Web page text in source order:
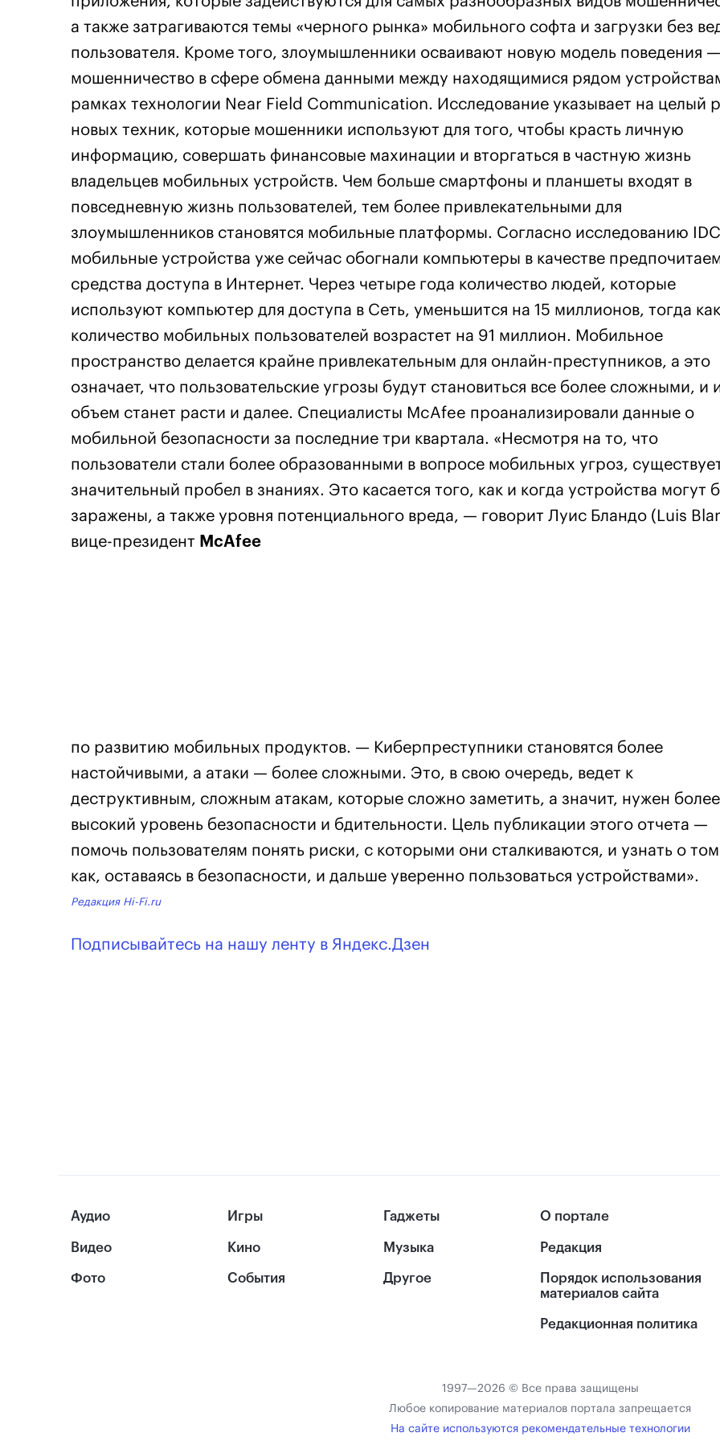
а также затрагиваются темы «черного рынка» мобильного софта и загрузки без
пользователя. Кроме того, злоумышленники осваивают новую модель поведения —
мошенничество в сфере обмена данными между находящимися рядом
рамках технологии Near Field Communication. Исследование указывает на целый
новых техник, которые мошенники используют для того, чтобы красть личную
информацию, совершать финансовые махинации и вторгаться в частную жизнь
владельцев мобильных устройств. Чем больше смартфоны и планшеты входят в
повседневную жизнь пользователей, тем более привлекательными для
злоумышленников становятся мобильные платформы. Согласно исследованию
мобильные устройства уже сейчас обогнали компьютеры в качестве
средства доступа в Интернет. Через четыре года количество людей, которые
используют компьютер для доступа в Сеть, уменьшится на 15 миллионов, тогда как
количество мобильных пользователей возрастет на 91 миллион. Мобильное
пространство делается крайне привлекательным для онлайн-преступников, а это
означает, что пользовательские угрозы будут становиться все более сложными, и
объем станет расти и далее. Специалисты McAfee проанализировали данные о
мобильной безопасности за последние три квартала. «Несмотря на то, что
пользователи стали более образованными в вопросе мобильных угроз,
значительный пробел в знаниях. Это касается того, как и когда устройства могут
заражены, а также уровня потенциального вреда, — говорит Луис Бландо (Luis
вице-президент McAfee
по развитию мобильных продуктов. — Киберпреступники становятся более
настойчивыми, а атаки — более сложными. Это, в свою очередь, ведет к
деструктивным, сложным атакам, которые сложно заметить, а значит, нужен более
высокий уровень безопасности и бдительности. Цель публикации этого отчета —
помочь пользователям понять риски, с которыми они сталкиваются, и узнать о
как, оставаясь в безопасности, и дальше уверенно пользоваться устройствами».
Редакция Hi-Fi.ru
Подписывайтесь на нашу ленту в Яндекс.Дзен
Аудио
Видео
Фото
Игры
Кино
События
Гаджеты
Музыка
Другое
О портале
Редакция
Порядок использования
материалов сайта
Редакционная политика
1997—2026 © Все права защищены
Любое копирование материалов портала запрещается
На сайте используются рекомендательные технологии